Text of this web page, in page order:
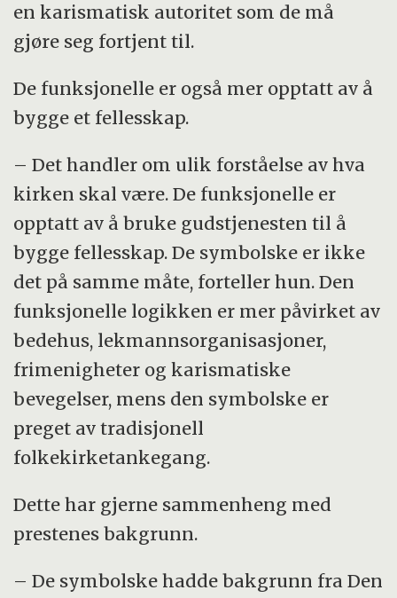
en karismatisk autoritet som de må
gjøre seg fortjent til.
De funksjonelle er også mer opptatt av å
bygge et fellesskap.
– Det handler om ulik forståelse av hva
kirken skal være. De funksjonelle er
opptatt av å bruke gudstjenesten til å
bygge fellesskap. De symbolske er ikke
det på samme måte, forteller hun. Den
funksjonelle logikken er mer påvirket av
bedehus, lekmannsorganisasjoner,
frimenigheter og karismatiske
bevegelser, mens den symbolske er
preget av tradisjonell
folkekirketankegang.
Dette har gjerne sammenheng med
prestenes bakgrunn.
– De symbolske hadde bakgrunn fra Den